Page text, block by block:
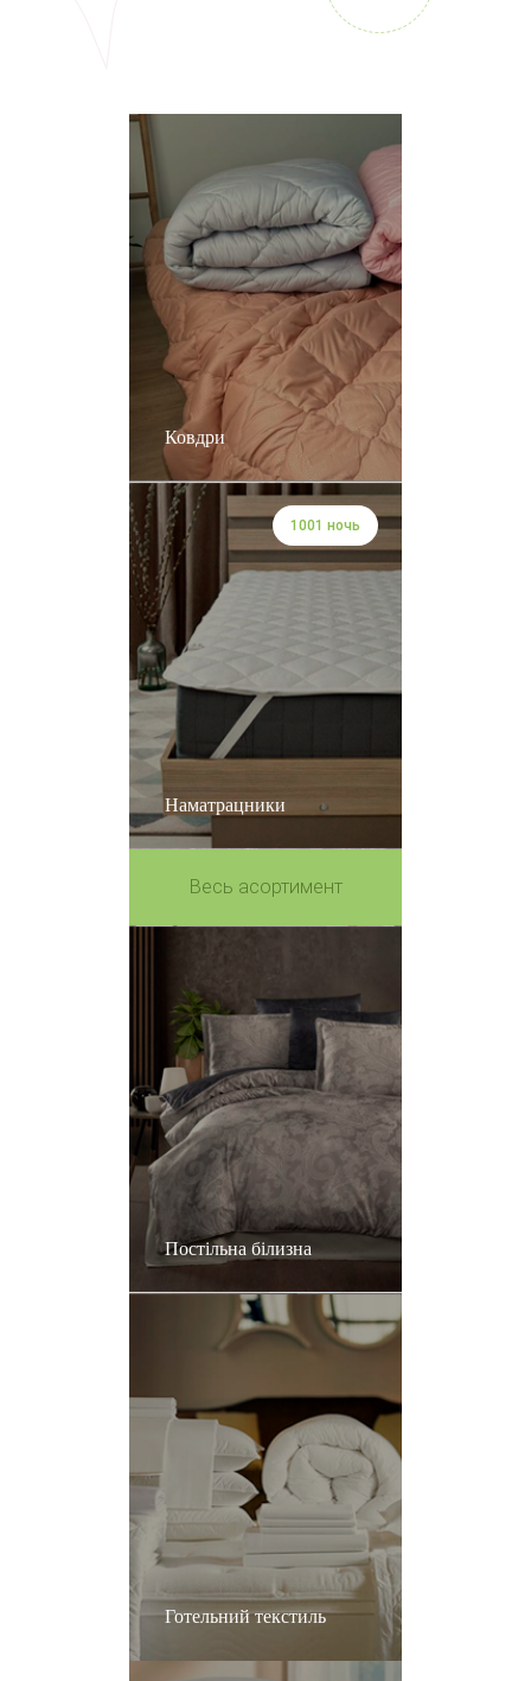
Ковдри
Наматрацники
1001 ночь
Весь асортимент
Постільна білизна
Готельний текстиль